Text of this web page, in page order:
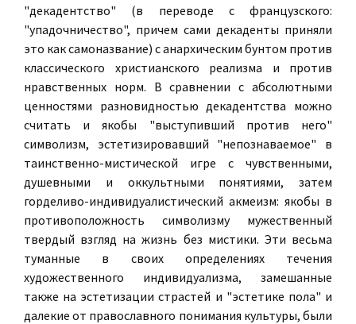
"декадентство" (в переводе с французского:
"упадочничество", причем сами декаденты приняли
это как самоназвание) с анархическим бунтом против
классического христианского реализма и против
нравственных норм. В сравнении с абсолютными
ценностями разновидностью декадентства можно
считать и якобы "выступивший против него"
символизм, эстетизировавший "непознаваемое" в
таинственно-мистической игре с чувственными,
душевными и оккультными понятиями, затем
горделиво-индивидуалисти­ческий акмеизм: якобы в
противоположность символизму мужественный
твердый взгляд на жизнь без мистики. Эти весьма
туманные в своих определениях течения
художественного индивидуализма, замешанные
также на эстетизации страстей и "эстетике пола" и
далекие от православного понимания культуры, были